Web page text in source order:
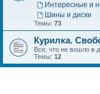
Интересные и
Шины и диски
Темы: 73
Курилка.
Все, что не вошло в
Темы: 12